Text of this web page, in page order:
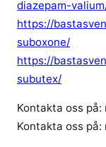
diazepam-
https://
suboxone/
https://
subutex/
Kontakta oss
Kontakta oss